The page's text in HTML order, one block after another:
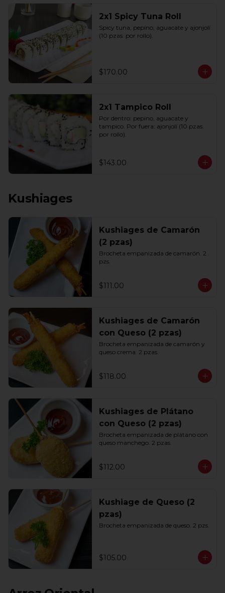
2x1 Spicy Tuna Roll
Spicy tuna, pepino, aguacate y ajonjolí
(10 pzas. por rollo).
$170.00
2x1 Tampico Roll
Por dentro: pepino, aguacate y
tampico. Por fuera: ajonjolí (10 pzas.
por rollo).
$143.00
Kushiages
Kushiages de Camarón
(2 pzas)
Brocheta empanizada de camarón. 2
pzs.
$111.00
Kushiages de Camarón
con Queso (2 pzas)
Brocheta empanizada de camarón y
queso crema. 2 pzas.
$118.00
Kushiages de Plátano
con Queso (2 pzas)
Brocheta empanizada de plátano con
queso manchego. 2 pzas.
$112.00
Kushiage de Queso (2
pzas)
Brocheta empanizada de queso. 2 pzs.
$105.00